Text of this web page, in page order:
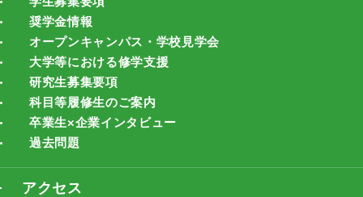
奨学金情報
オープンキャンパス・学校見学会
大学等における修学支援
研究生募集要項
科目等履修生のご案内
卒業生×企業インタビュー
過去問題
アクセス